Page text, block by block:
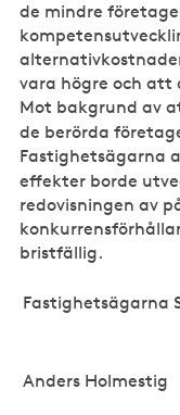
de mindre
vara högre och att
Mot bakgrund av
de berörda
Fastighetsägarna
effekter borde
redovisningen av
bristfällig.
Fastighetsägarna
Anders Holmestig